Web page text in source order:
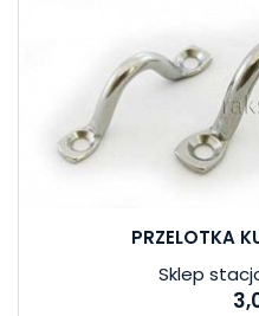
PRZELOTKA
Sklep